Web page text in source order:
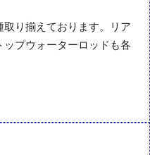
り揃えております。リア
プウォーターロッドも各